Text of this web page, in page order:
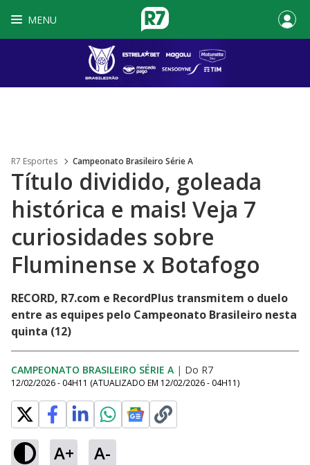
MENU
R7 Esportes Campeonato Brasileiro Série A
Título dividido, goleada
histórica e mais! Veja 7
curiosidades sobre
Fluminense x Botafogo
RECORD, R7.com e RecordPlus transmitem o duelo
entre as equipes pelo Campeonato Brasileiro nesta
quinta (12)
CAMPEONATO BRASILEIRO SÉRIE A | Do R7
12/02/2026 - 04H11 (ATUALIZADO EM 12/02/2026 - 04H11)
A+ A-